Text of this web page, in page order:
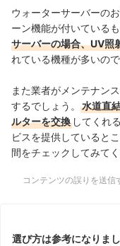
ウォーターサーバーの
ーン機能が付いている
サーバーの場合、UV照
れている機種が多いの
また業者がメンテナン
するでしょう。
水道直
ルターを交換 してくれ
ビスを提供していると
間をチェックしてみてく
コンテンツの誤りを送信
選び方は参考になりま